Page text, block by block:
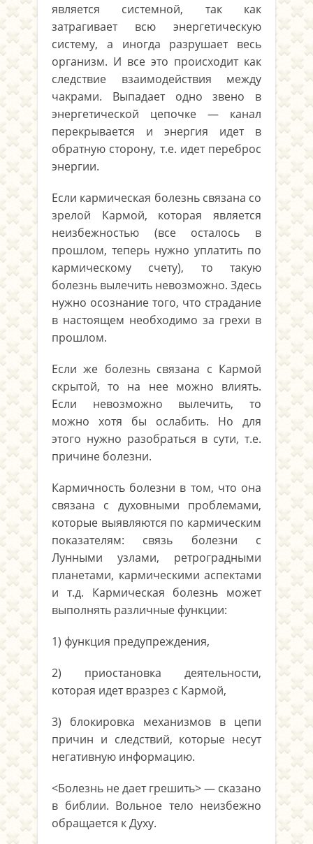
является системной, так как
затрагивает всю энергетическую
систему, а иногда разрушает весь
организм. И все это происходит как
следствие взаимодействия между
чакрами. Выпадает одно звено в
энергетической цепочке — канал
перекрывается и энергия идет в
обратную сторону, т.е. идет переброс
энергии.
Если кармическая болезнь связана со
зрелой Кармой, которая является
неизбежностью (все осталось в
прошлом, теперь нужно уплатить по
кармическому счету), то такую
болезнь вылечить невозможно. Здесь
нужно осознание того, что страдание
в настоящем необходимо за грехи в
прошлом.
Если же болезнь связана с Кармой
скрытой, то на нее можно влиять.
Если невозможно вылечить, то
можно хотя бы ослабить. Но для
этого нужно разобраться в сути, т.е.
причине болезни.
Кармичность болезни в том, что она
связана с духовными проблемами,
которые выявляются по кармическим
показателям: связь болезни с
Лунными узлами, ретроградными
планетами, кармическими аспектами
и т.д. Кармическая болезнь может
выполнять различные функции:
1) функция предупреждения,
2) приостановка деятельности,
которая идет вразрез с Кармой,
3) блокировка механизмов в цепи
причин и следствий, которые несут
негативную информацию.
<Болезнь не дает грешить> — сказано
в библии. Вольное тело неизбежно
обращается к Духу.